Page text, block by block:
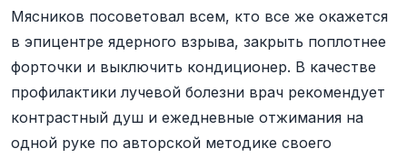
Мясников посоветовал всем, кто все же окажется
в эпицентре ядерного взрыва, закрыть поплотнее
форточки и выключить кондиционер. В качестве
профилактики лучевой болезни врач рекомендует
контрастный душ и ежедневные отжимания на
одной руке по авторской методике своего